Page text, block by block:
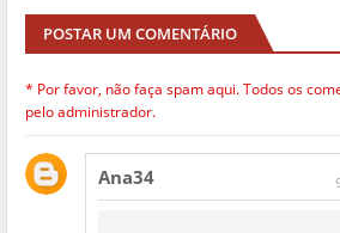
POSTAR UM COMENTÁRIO
* Por favor, não faça spam aqui. Todos os
pelo administrador.
Ana34